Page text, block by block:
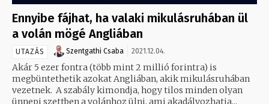
Ennyibe fájhat, ha valaki mikulásruhában ül
a volán mögé Angliában
UTAZÁS Szentgathi Csaba 2021.12.04.
Akár 5 ezer fontra (több mint 2 millió forintra) is
megbüntethetik azokat Angliában, akik mikulásruhában
vezetnek. A szabály kimondja, hogy tilos minden olyan
ünnepi szettben a volánhoz ülni, ami akadályozhatja...